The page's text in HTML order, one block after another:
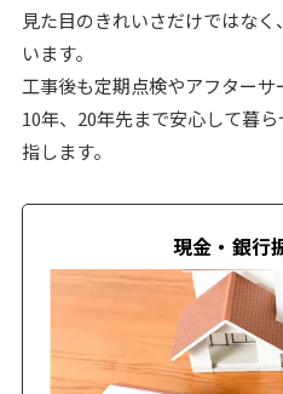
見た目のきれいさだけではな
います。
工事後も定期点検やアフターサ
10年、20年先まで安心して暮
指します。
現金・銀行